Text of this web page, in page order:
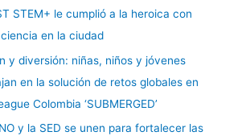
STEM+ le cumplió a la heroica con
en la ciudad
y diversión: niñas, niños y jóvenes
en la solución de retos globales en
Colombia ‘SUBMERGED’
y la SED se unen para fortalecer las